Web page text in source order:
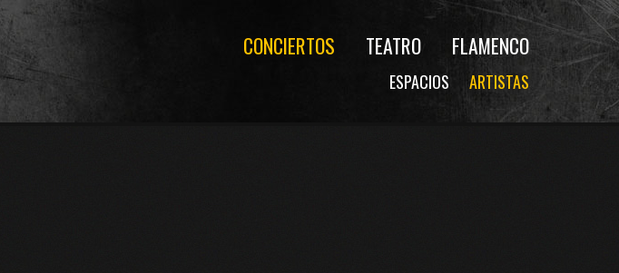
CONCIERTOS TEATRO FLAMENCO
ESPACIOS ARTISTAS